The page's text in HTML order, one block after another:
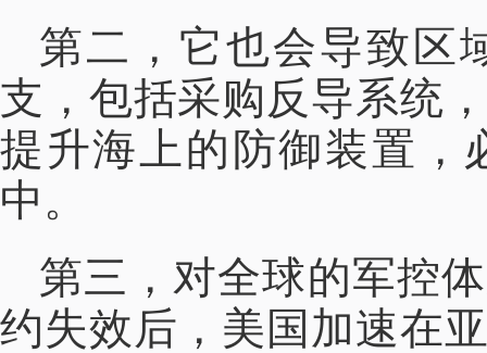
第二，它也会导致区
支，包括采购反导系统
提升海上的防御装置，
中。
第三，对全球的军控
约失效后，美国加速在